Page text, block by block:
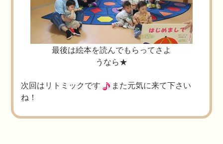
最後は絵本を読んでもらってさよ
うなら★
次回はリトミックです
また元気に来て下さい
ね！